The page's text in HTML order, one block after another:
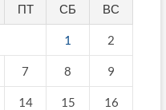
ПТ СБ ВС
1 2
7 8 9
14 15 16